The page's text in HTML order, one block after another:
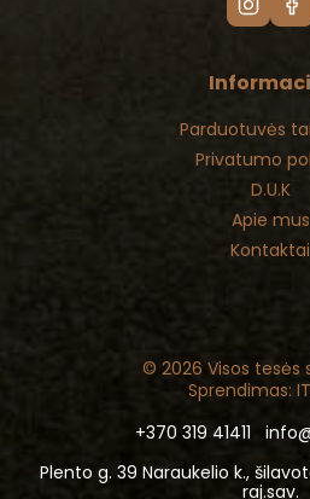
Parduotuvės
Privatumo
D.U.K
Apie mus
Kontaktai
© 2026 Visos tesės
Sprendimas:
+370 319 41411
Plento g. 39 Naraukelio k.,
raj.sav.